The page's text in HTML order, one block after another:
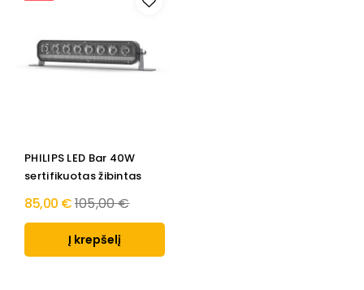
PHILIPS LED Bar 40W
sertifikuotas žibintas
85,00 €Regular
price
105,00 €
Į krepšelį